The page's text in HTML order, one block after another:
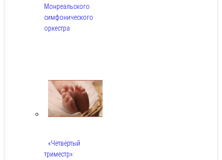
Монреальского
симфонического
оркестра
«Четвёртый
триместр»: